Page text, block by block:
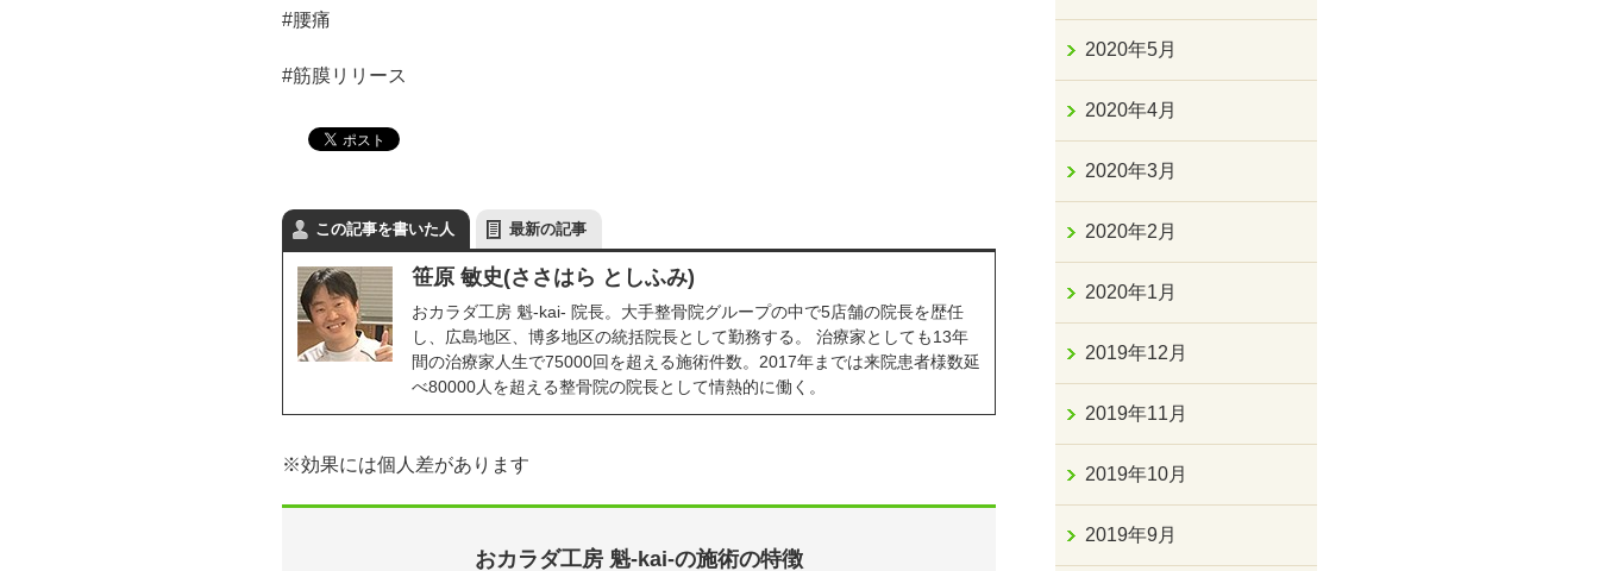
#腰痛
#筋膜リリース
この記事を書いた人 最新の記事
笹原 敏史(ささはら としふみ)
おカラダ工房 魁-kai- 院長。大手整骨院グループの中で5店舗の院長を歴任
し、広島地区、博多地区の統括院長として勤務する。 治療家としても13年
間の治療家人生で75000回を超える施術件数。2017年までは来院患者様数延
べ80000人を超える整骨院の院長として情熱的に働く。
※効果には個人差があります
おカラダ工房 魁-kai-の施術の特徴
2020年5月
2020年4月
2020年3月
2020年2月
2020年1月
2019年12月
2019年11月
2019年10月
2019年9月